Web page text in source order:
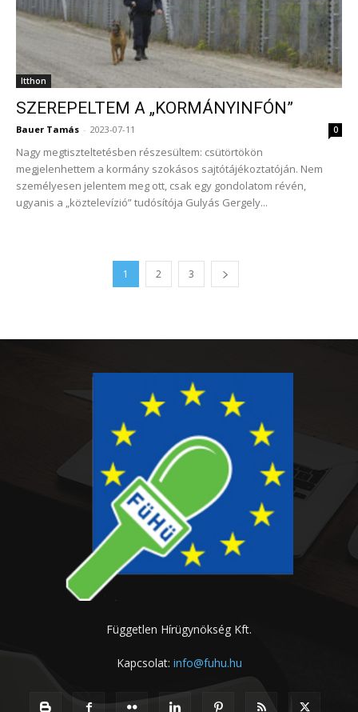
Itthon
SZEREPELTEM A „KORMÁNYINFÓN”
Bauer Tamás - 2023-07-11 0
Nagy megtiszteltetésben részesültem: csütörtökön
megjelenhettem a kormány szokásos sajtótájékoztatóján. Nem
személyesen jelentem meg ott, csak egy gondolatom révén,
ugyanis a „köztelevízió” tudósítója Gulyás Gergely...
1 2 3
Független Hírügynökség Kft.
Kapcsolat: info@fuhu.hu